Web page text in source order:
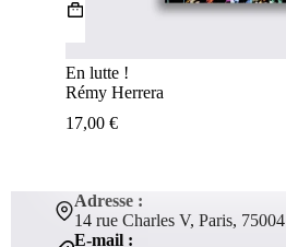
En lutte !
Rémy Herrera
17,00 €
Adresse :
14 rue Charles V, Paris, 75004
E-mail :